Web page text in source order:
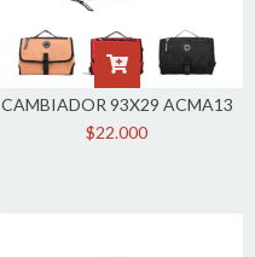
CAMBIADOR 93X29 ACMA13
$22.000